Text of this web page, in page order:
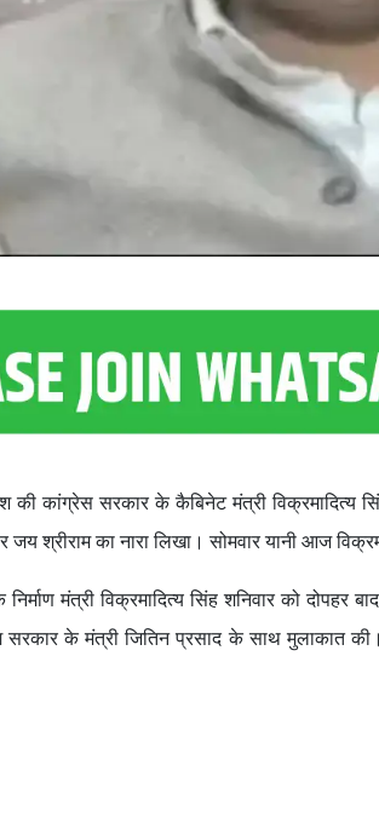
की कांग्रेस सरकार के कैबिनेट मंत्री विक्रमादित्य
श्रीराम का नारा लिखा। सोमवार यानी आज
मंत्री विक्रमादित्य सिंह शनिवार को दोपहर
के मंत्री जितिन प्रसाद के साथ मुलाकात की।